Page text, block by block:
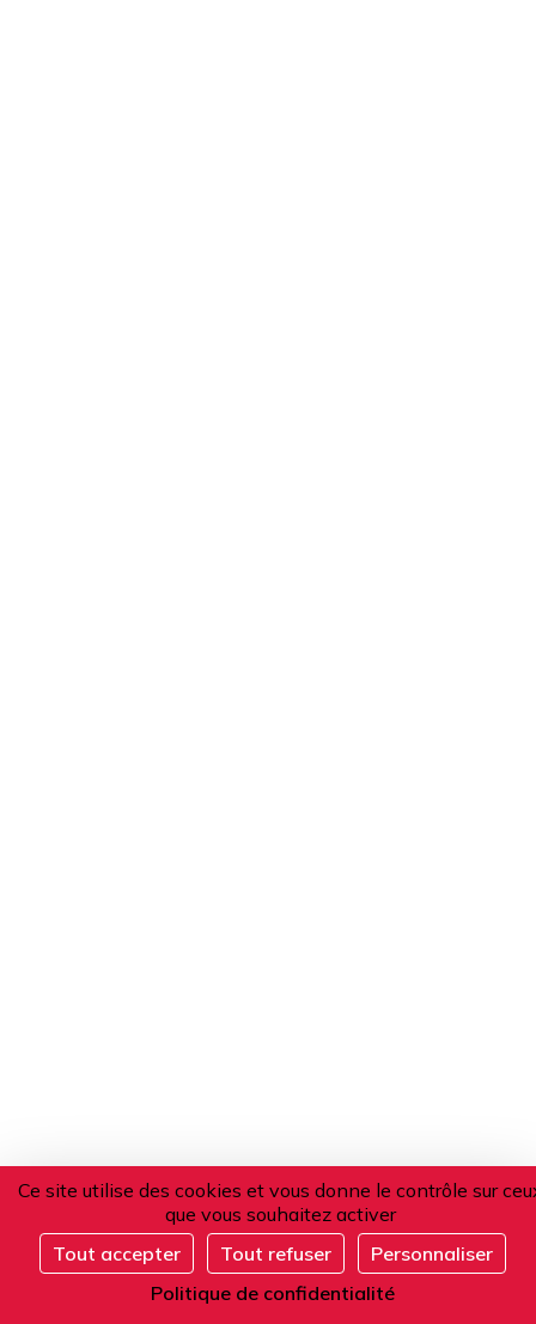
Ce site utilise des cookies et vous donne le contrôle sur
que vous souhaitez activer
Tout accepter
Tout refuser
Personnaliser
Politique de confidentialité